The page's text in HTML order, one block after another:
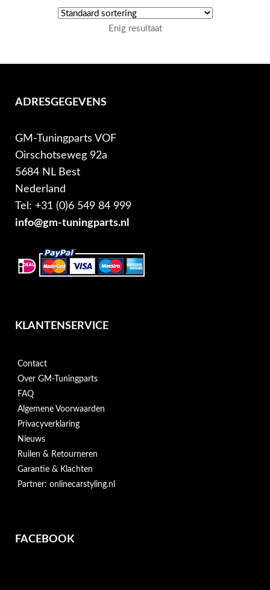
Enig resultaat
ADRESGEGEVENS
GM-Tuningparts VOF
Oirschotseweg 92a
5684 NL Best
Nederland
Tel: +31 (0)6 549 84 999
info@gm-tuningparts.nl
KLANTENSERVICE
Contact
Over GM-Tuningparts
FAQ
Algemene Voorwaarden
Privacyverklaring
Nieuws
Ruilen & Retourneren
Garantie & Klachten
Partner: onlinecarstyling.nl
FACEBOOK